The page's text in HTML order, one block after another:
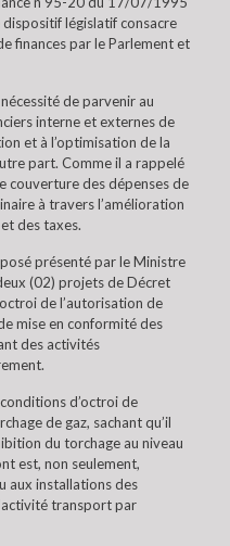
législatif consacre
finances par le Parlement et
de parvenir au
interne et externes de
et à l’optimisation de la
part. Comme il a rappelé
couverture des dépenses de
à travers l’amélioration
des taxes.
présenté par le Ministre
(02) projets de Décret
de l’autorisation de
mise en conformité des
des activités
d’octroi de
de gaz, sachant qu’il
du torchage au niveau
est, non seulement,
aux installations des
transport par